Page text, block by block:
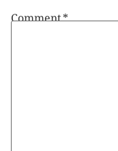
Comment*